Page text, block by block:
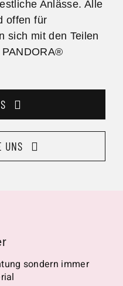
Anlässe. Alle
offen für
sich mit den Teilen
PANDORA®
UNS
sondern immer